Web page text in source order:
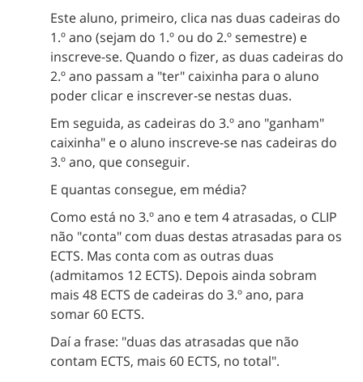
Este aluno, primeiro, clica nas duas cadeiras do
1.º ano (sejam do 1.º ou do 2.º semestre) e
inscreve-se. Quando o fizer, as duas cadeiras do
2.º ano passam a "ter" caixinha para o aluno
poder clicar e inscrever-se nestas duas.
Em seguida, as cadeiras do 3.º ano "ganham"
caixinha" e o aluno inscreve-se nas cadeiras do
3.º ano, que conseguir.
E quantas consegue, em média?
Como está no 3.º ano e tem 4 atrasadas, o CLIP
não "conta" com duas destas atrasadas para os
ECTS. Mas conta com as outras duas
(admitamos 12 ECTS). Depois ainda sobram
mais 48 ECTS de cadeiras do 3.º ano, para
somar 60 ECTS.
Daí a frase: "duas das atrasadas que não
contam ECTS, mais 60 ECTS, no total".